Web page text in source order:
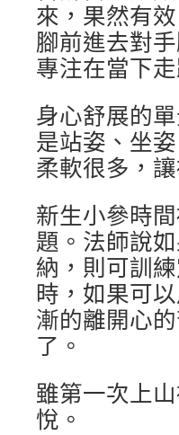
來，果然有
腳前進去對
專注在當下
身心舒展的
是站姿、坐
柔軟很多，
新生小參時
題。法師說
納，則可訓
時，如果可
漸的離開心
了。
雖第一次上
悅。